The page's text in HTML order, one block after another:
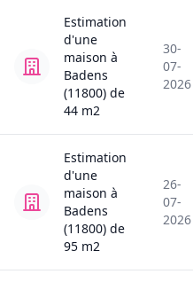
Estimation
d'une
maison à
Badens
(11800) de
44 m2
30-
07-
2026
Estimation
d'une
maison à
Badens
(11800) de
95 m2
26-
07-
2026